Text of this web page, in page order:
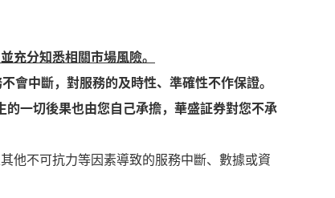
充分知悉相關市場風險。
會中斷，對服務的及時性、準確性不作保證。
一切後果也由您自己承擔，華盛証券對您不承
他不可抗力等因素導致的服務中斷、數據或資